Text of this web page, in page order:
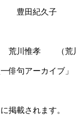
田紀久子
川惟孝 （荒川
俳句アーカイブ
掲載されます。